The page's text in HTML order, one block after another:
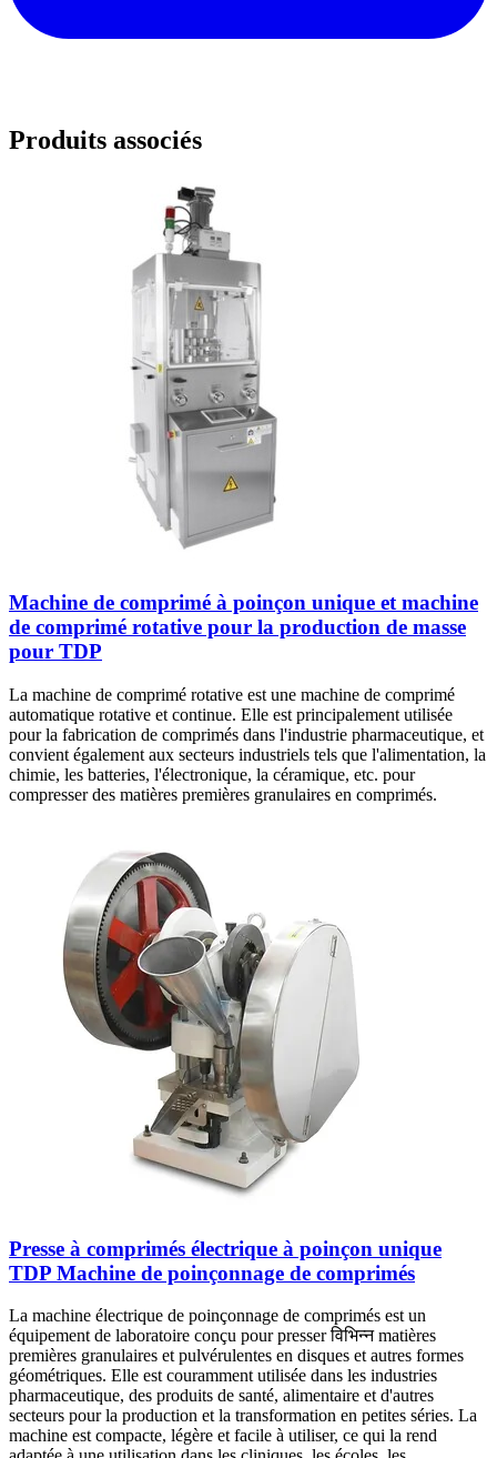
Produits associés
Machine de comprimé à poinçon unique et machine
de comprimé rotative pour la production de masse
pour TDP
La machine de comprimé rotative est une machine de comprimé
automatique rotative et continue. Elle est principalement utilisée
pour la fabrication de comprimés dans l'industrie pharmaceutique, et
convient également aux secteurs industriels tels que l'alimentation, la
chimie, les batteries, l'électronique, la céramique, etc. pour
compresser des matières premières granulaires en comprimés.
Presse à comprimés électrique à poinçon unique
TDP Machine de poinçonnage de comprimés
La machine électrique de poinçonnage de comprimés est un
équipement de laboratoire conçu pour presser विभिन्न matières
premières granulaires et pulvérulentes en disques et autres formes
géométriques. Elle est couramment utilisée dans les industries
pharmaceutique, des produits de santé, alimentaire et d'autres
secteurs pour la production et la transformation en petites séries. La
machine est compacte, légère et facile à utiliser, ce qui la rend